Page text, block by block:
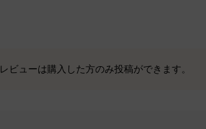
レビューは購入した方のみ投稿ができます。